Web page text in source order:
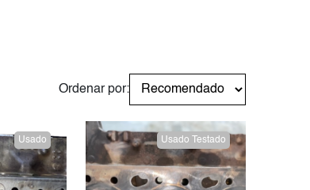
Ordenar por:
Usado Usado Testado